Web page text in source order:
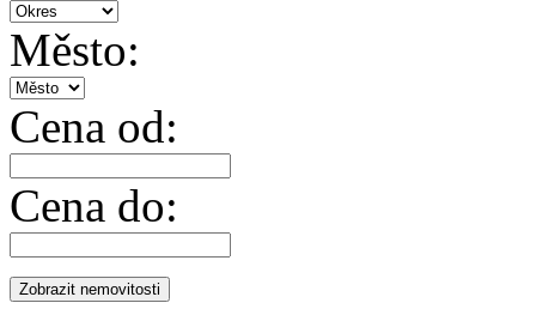
Město:
Cena od:
Cena do: